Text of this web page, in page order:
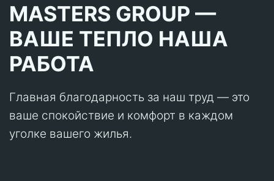
MASTERS GROUP —
ВАШЕ ТЕПЛО НАША
РАБОТА
Главная благодарность за наш труд — это
ваше спокойствие и комфорт в каждом
уголке вашего жилья.